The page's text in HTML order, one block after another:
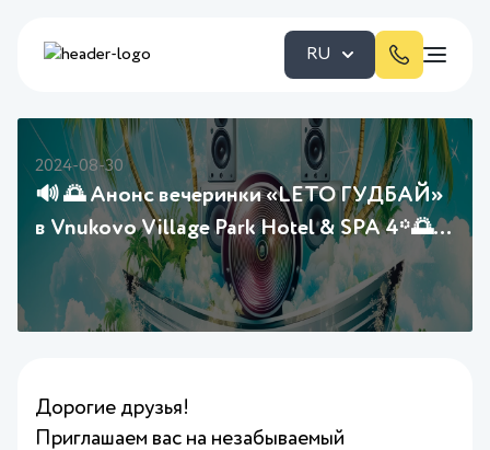
RU
2024-08-30
🔊 🌅 Анонс вечеринки «LETO ГУДБАЙ»
в Vnukovo Village Park Hotel & SPA 4*🌅
🔊
Дорогие друзья!
Приглашаем вас на незабываемый